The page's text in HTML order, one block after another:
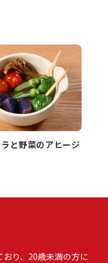
と野菜のアヒージ
り、20歳未満の方に